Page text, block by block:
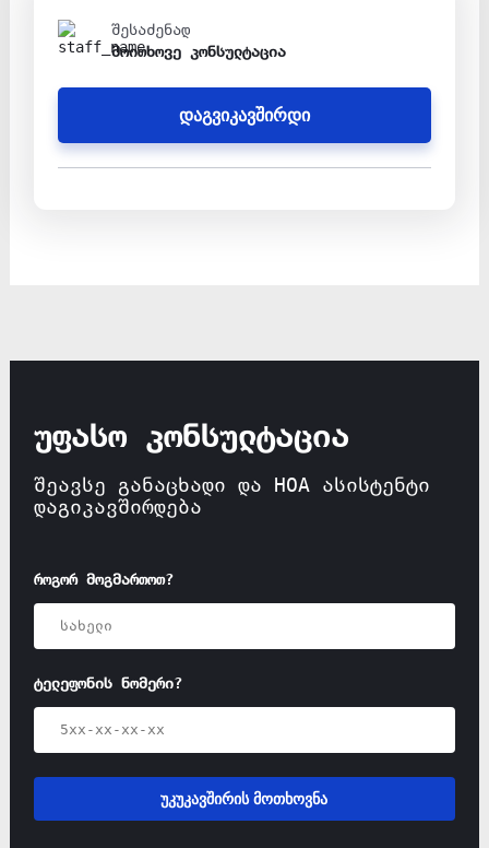
შესაძენად
მოითხოვე კონსულტაცია
დაგვიკავშირდი
უფასო კონსულტაცია
შეავსე განაცხადი და HOA ასისტენტი
დაგიკავშირდება
როგორ მოგმართოთ?
ტელეფონის ნომერი?
უკუკავშირის მოთხოვნა